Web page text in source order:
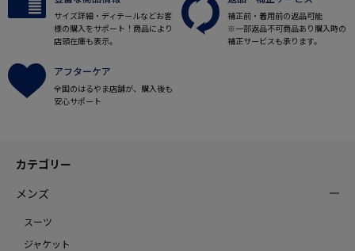
サイズ詳細・ディテールなどお客
様の購入をサポート！商品により
店頭在庫も表示。
補正前・着用前の返品可能
※一部返品不可商品あり購入時の
補正サービスも承ります。
アフターケア
全国のはるやま店舗が、購入後も
安心サポート
カテゴリー
メンズ
スーツ
ジャケット